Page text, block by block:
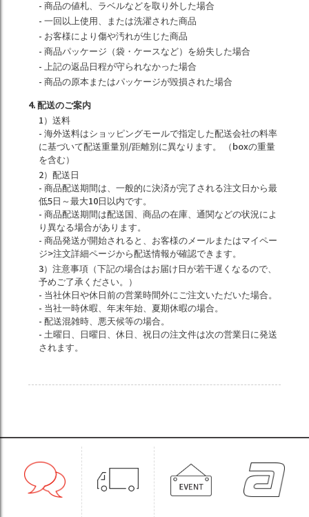
- 商品の値札、ラベルなどを取り外した場合
- 一回以上使用、または洗濯された商品
- お客様により傷や汚れが生じた商品
- 商品パッケージ（袋・ケースなど）を紛失した場合
- 上記の返品日程が守られなかった場合
- 商品の原本またはパッケージが毀損された場合
4. 配送のご案内
1）送料
- 海外送料はショッピングモールで指定した配送会社の料率
に基づいて配送重量別/距離別に異なります。 （boxの重量
を含む）
2）配送日
- 商品配送期間は、一般的に決済が完了される注文日から最
低5日～最大10日以内です。
- 商品配送期間は配送国、商品の在庫、通関などの状況によ
り異なる場合があります。
- 商品発送が開始されると、お客様のメールまたはマイペー
ジ>注文詳細ページから配送情報が確認できます。
3）注意事項（下記の場合はお届け日が若干遅くなるので、
予めご了承ください。）
- 当社休日や休日前の営業時間外にご注文いただいた場合。
- 当社一時休暇、年末年始、夏期休暇の場合。
- 配送混雑時、悪天候等の場合。
- 土曜日、日曜日、休日、祝日の注文件は次の営業日に発送
されます。